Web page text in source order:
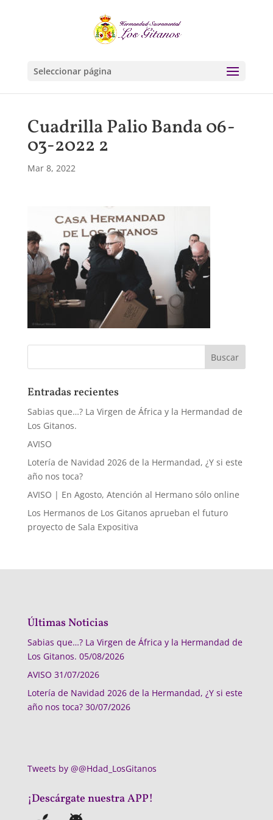
Seleccionar página
Cuadrilla Palio Banda 06-
03-2022 2
Mar 8, 2022
Entradas recientes
Sabias que…? La Virgen de África y la Hermandad de
Los Gitanos.
AVISO
Lotería de Navidad 2026 de la Hermandad, ¿Y si este
año nos toca?
AVISO | En Agosto, Atención al Hermano sólo online
Los Hermanos de Los Gitanos aprueban el futuro
proyecto de Sala Expositiva
Últimas Noticias
Sabias que…? La Virgen de África y la Hermandad de
Los Gitanos. 05/08/2026
AVISO 31/07/2026
Lotería de Navidad 2026 de la Hermandad, ¿Y si este
año nos toca? 30/07/2026
Tweets by @@Hdad_LosGitanos
¡Descárgate nuestra APP!